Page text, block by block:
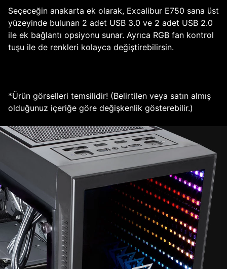
Seçeceğin anakarta ek olarak, Excalibur E750 sana üst
yüzeyinde bulunan 2 adet USB 3.0 ve 2 adet USB 2.0
ile ek bağlantı opsiyonu sunar. Ayrıca RGB fan kontrol
tuşu ile de renkleri kolayca değiştirebilirsin.
*Ürün görselleri temsilidir! (Belirtilen veya satın almış
olduğunuz içeriğe göre değişkenlik gösterebilir.)